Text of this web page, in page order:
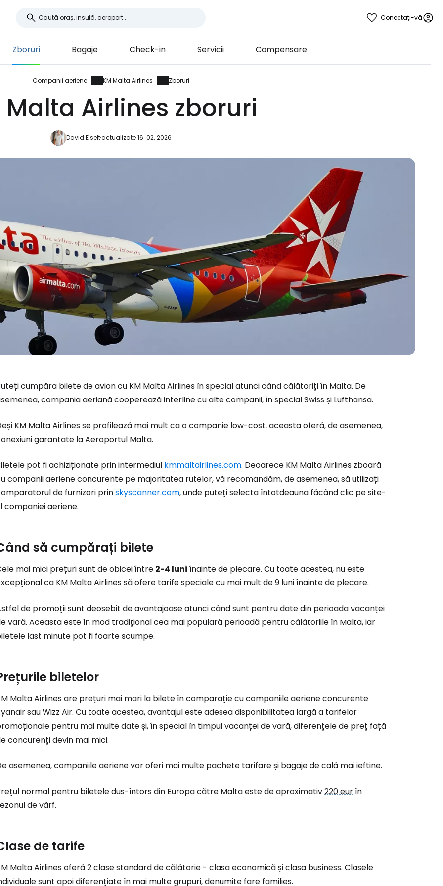
Conectați-vă
Zboruri Bagaje Check-in Servicii Compensare
Companii aeriene KM Malta Airlines Zboruri
Malta Airlines zboruri
David Eiseltactualizate 16. 02. 2026
cumpăra bilete de avion cu KM Malta Airlines în special atunci când călătoriți în Malta. De
compania aeriană cooperează interline cu alte companii, în special Swiss și Lufthansa.
KM Malta Airlines se profilează mai mult ca o companie low-cost, aceasta oferă, de asemenea,
garantate la Aeroportul Malta.
pot fi achiziționate prin intermediul kmmaltairlines.com. Deoarece KM Malta Airlines zboară
companii aeriene concurente pe majoritatea rutelor, vă recomandăm, de asemenea, să utilizați
de furnizori prinskyscanner.com, unde puteți selecta întotdeauna făcând clic pe site-
companiei aeriene.
să cumpărați bilete
mai mici prețuri sunt de obicei între 2-4 luni înainte de plecare. Cu toate acestea, nu este
ca KM Malta Airlines să ofere tarife speciale cu mai mult de 9 luni înainte de plecare.
de promoții sunt deosebit de avantajoase atunci când sunt pentru date din perioada vacanței
vară. Aceasta este în mod tradițional cea mai populară perioadă pentru călătoriile în Malta, iar
last minute pot fi foarte scumpe.
biletelor
Malta Airlines are prețuri mai mari la bilete în comparație cu companiile aeriene concurente
sau Wizz Air. Cu toate acestea, avantajul este adesea disponibilitatea largă a tarifelor
pentru mai multe date și, în special în timpul vacanței de vară, diferențele de preț față
concurenți devin mai mici.
asemenea, companiile aeriene vor oferi mai multe pachete tarifare și bagaje de cală mai ieftine.
normal pentru biletele dus-întors din Europa către Malta este de aproximativ220 eurîn
de vârf.
de tarife
Malta Airlines oferă 2 clase standard de călătorie - clasa economică și clasa business. Clasele
sunt apoi diferențiate în mai multe grupuri, denumite fare families.